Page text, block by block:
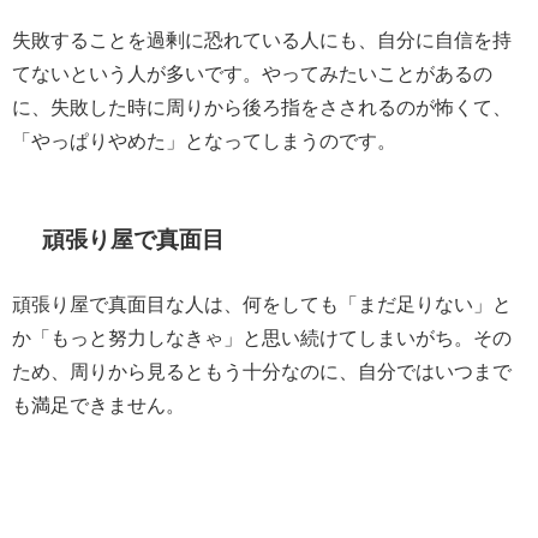
失敗することを過剰に恐れている人にも、自分に自信を持
てないという人が多いです。やってみたいことがあるの
に、失敗した時に周りから後ろ指をさされるのが怖くて、
「やっぱりやめた」となってしまうのです。
頑張り屋で真面目
頑張り屋で真面目な人は、何をしても「まだ足りない」と
か「もっと努力しなきゃ」と思い続けてしまいがち。その
ため、周りから見るともう十分なのに、自分ではいつまで
も満足できません。